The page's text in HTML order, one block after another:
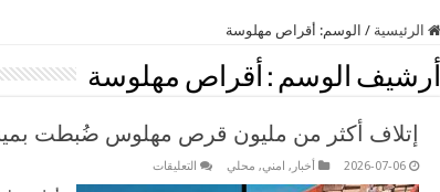
الرئيسية / الوسم: أقراص مهلوسة
أرشيف الوسم : أقراص مهلوسة
إتلاف أكثر من مليون قرص مهلوس ضُبطت
2026-07-06 أخبار , امني, محلي التعليقات